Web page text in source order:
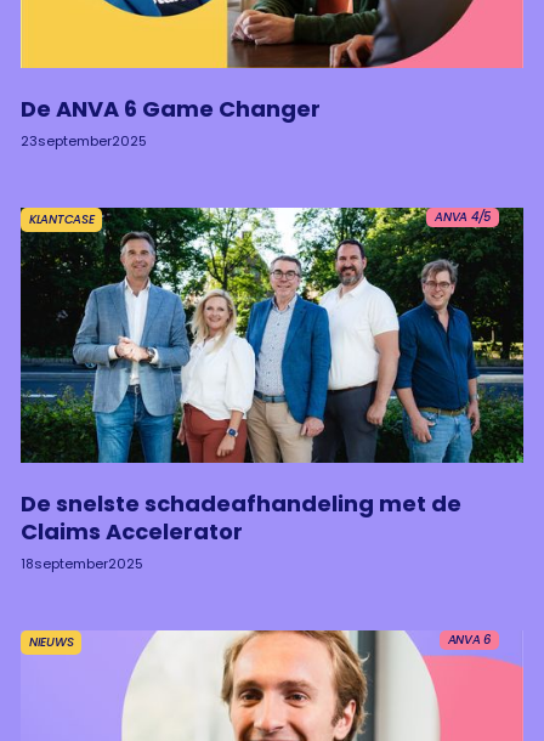
De ANVA 6 Game Changer
23september2025
ANVA 4/5
KLANTCASE
De snelste schadeafhandeling met de
Claims Accelerator
18september2025
ANVA 6
NIEUWS